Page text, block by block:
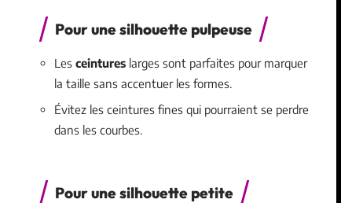
Pour une silhouette pulpeuse
Les ceintures larges sont parfaites pour marquer
la taille sans accentuer les formes.
Évitez les ceintures fines qui pourraient se perdre
dans les courbes.
Pour une silhouette petite